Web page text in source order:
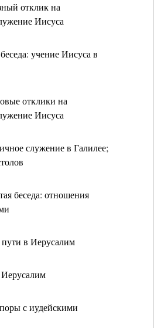
отклик на
Иисуса
учение Иисуса в
отклики на
Иисуса
служение в Галилее;
беседа: отношения
в Иерусалим
с иудейскими